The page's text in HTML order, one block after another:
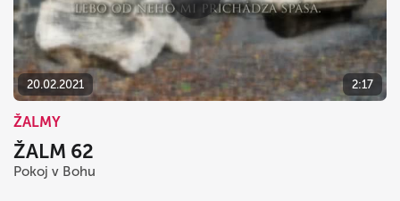
20.02.2021 2:17
ŽALMY
ŽALM 62
Pokoj v Bohu